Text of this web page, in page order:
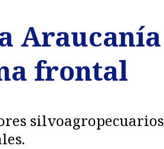
Araucanía
frontal
silvoagropecuarios